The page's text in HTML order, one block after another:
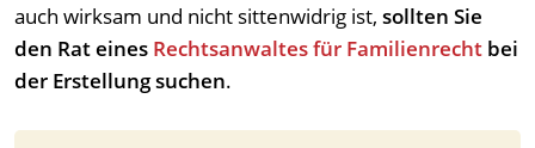
auch wirksam und nicht sittenwidrig ist, sollten Sie
den Rat eines Rechtsanwaltes für Familienrecht bei
der Erstellung suchen.